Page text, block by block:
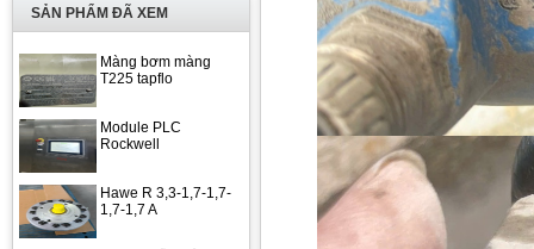
SẢN PHẨM ĐÃ XEM
Màng bơm màng
T225 tapflo
Module PLC
Rockwell
Hawe R 3,3-1,7-1,7-
1,7-1,7 A